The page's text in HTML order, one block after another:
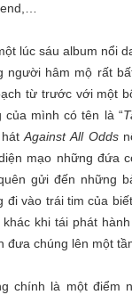
lúc sáu album nổi
người hâm mộ rất
từ trước với một
mình có tên là “
hátAgainst All Odds
mạo những đứa
gửi đến những
đi vào trái tim của
khi tái phát
đưa chúng lên một
chính là một điểm